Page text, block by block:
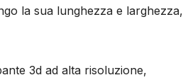
la sua lunghezza e larghezza,
3d ad alta risoluzione,